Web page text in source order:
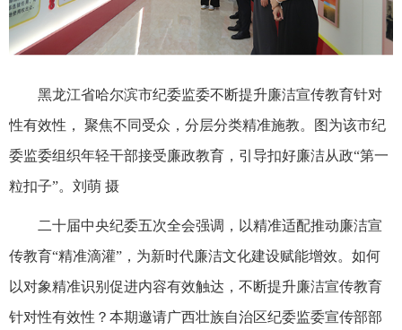
黑龙江省哈尔滨市纪委监委不断提升廉洁宣传教育针对
性有效性， 聚焦不同受众，分层分类精准施教。图为该市纪
委监委组织年轻干部接受廉政教育，引导扣好廉洁从政“第一
粒扣子”。刘萌 摄
二十届中央纪委五次全会强调，以精准适配推动廉洁宣
传教育“精准滴灌”，为新时代廉洁文化建设赋能增效。如何
以对象精准识别促进内容有效触达，不断提升廉洁宣传教育
针对性有效性？本期邀请广西壮族自治区纪委监委宣传部部